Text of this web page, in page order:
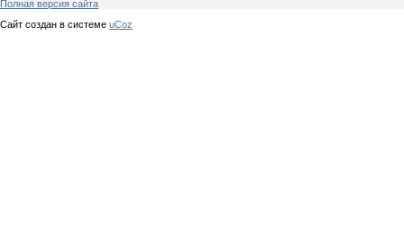
Полная версия сайта
Сайт создан в системе uCoz